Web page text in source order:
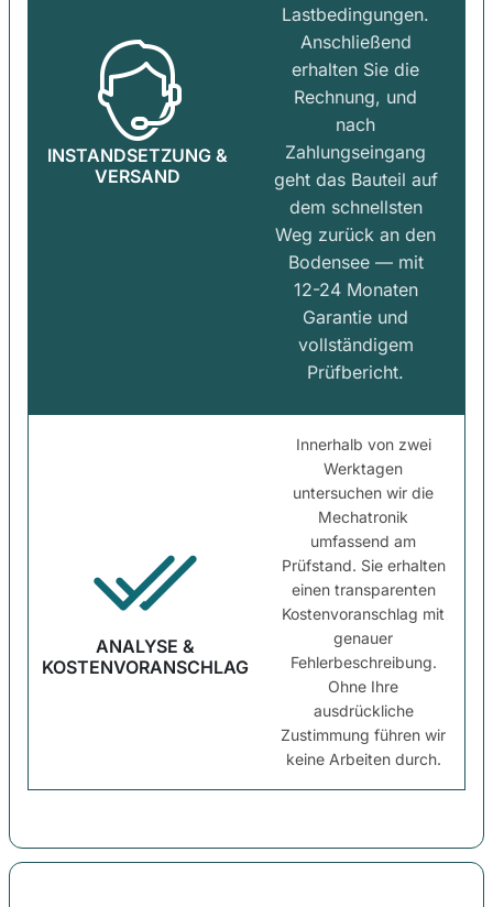
ANALYSE &
KOSTENVORANSCHLAG
Innerhalb von zwei
Werktagen
untersuchen wir die
Mechatronik
umfassend am
Prüfstand. Sie erhalten
einen transparenten
Kostenvoranschlag mit
genauer
Fehlerbeschreibung.
Ohne Ihre
ausdrückliche
Zustimmung führen wir
keine Arbeiten durch.
INSTANDSETZUNG &
VERSAND
Lastbedingungen.
Anschließend
erhalten Sie die
Rechnung, und
nach
Zahlungseingang
geht das Bauteil auf
dem schnellsten
Weg zurück an den
Bodensee — mit
12-24 Monaten
Garantie und
vollständigem
Prüfbericht.